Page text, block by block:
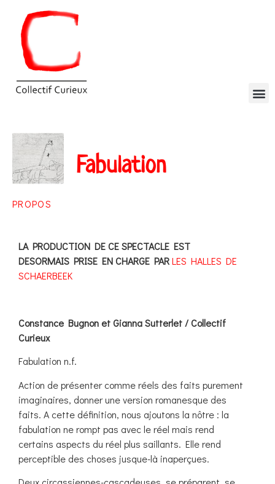
Fabulation
PROPOS
LA PRODUCTION DE CE SPECTACLE EST
DESORMAIS PRISE EN CHARGE PARLES HALLES DE
SCHAERBEEK
Constance Bugnon et Gianna Sutterlet / Collectif
Curieux
Fabulation n.f.
Action de présenter comme réels des faits purement
imaginaires, donner une version romanesque des
faits. A cette définition, nous ajoutons la nôtre : la
fabulation ne rompt pas avec le réel mais rend
certains aspects du réel plus saillants. Elle rend
perceptible des choses jusque-là inaperçues.